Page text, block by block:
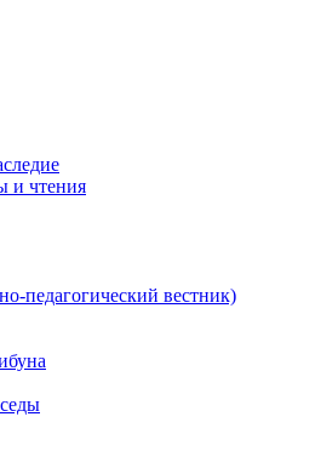
и чтения
педагогический вестник)